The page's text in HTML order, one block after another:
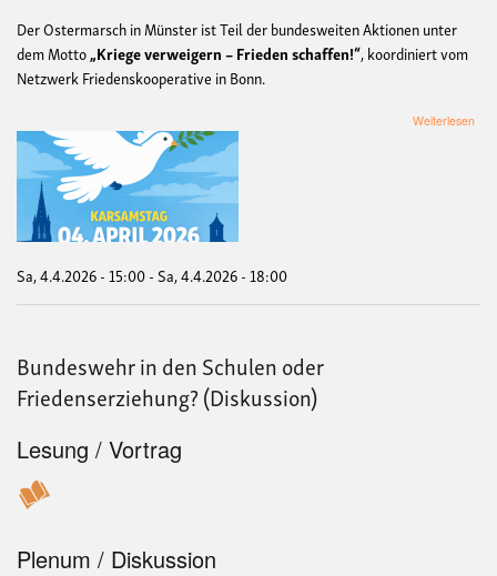
Der Ostermarsch in Münster ist Teil der bundesweiten Aktionen unter
dem Motto„Kriege verweigern – Frieden schaffen!“, koordiniert vom
Netzwerk Friedenskooperative in Bonn.
Weiterlesen
Sa, 4.4.2026 - 15:00-Sa, 4.4.2026 - 18:00
Bundeswehr in den Schulen oder
Friedenserziehung? (Diskussion)
Lesung / Vortrag
Plenum / Diskussion